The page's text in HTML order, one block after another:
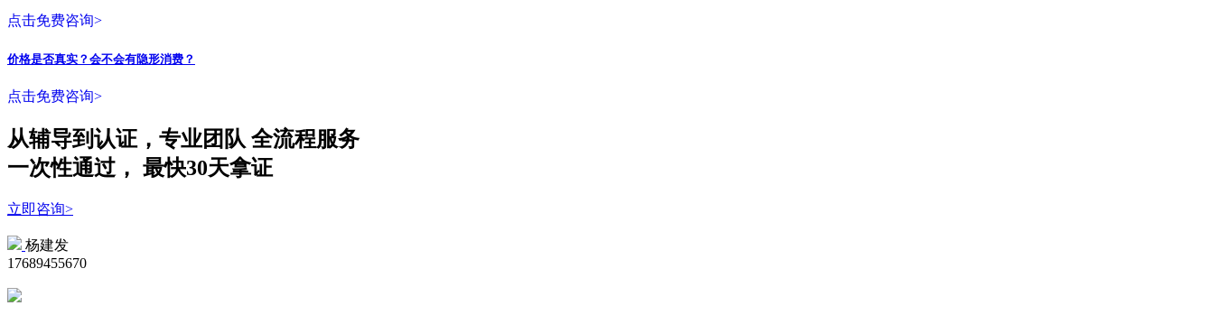
点击免费咨询>
价格是否真实？会不会有隐形消费？
点击免费咨询>
从辅导到认证，专业团队 全流程服务
一次性通过， 最快30天拿证
立即咨询>
杨建发
17689455670